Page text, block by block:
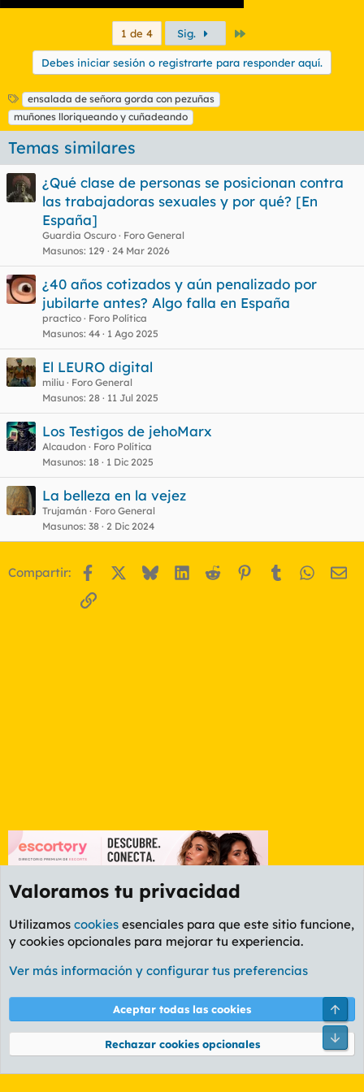
no al contrario.
Y lo que es más importante: La casa de Ortega Smith huele a
alcanfor y meaos, al dostor le quedan dos telediarios para
seguir haciendo las recetas en gallego y el profesor norteño es
1 de 4 Sig.
Debes iniciar sesión o registrarte para responder aquí.
E
t
i
q
u
e
t
a
ensalada de señora gorda con pezuñas
muñones lloriqueando y cuñadeando
Temas similares
¿Qué clase de personas se posicionan contra
las trabajadoras sexuales y por qué? [En
España]
Guardia Oscuro
Foro General
Masunos 129 24 Mar 2026
¿40 años cotizados y aún penalizado por
jubilarte antes? Algo falla en España
practico
Foro Política
Masunos 44 1 Ago 2025
El LEURO digital
miliu
Foro General
Masunos 28 11 Jul 2025
Los Testigos de jehoMarx
Alcaudon
Foro Política
Masunos 18 1 Dic 2025
La belleza en la vejez
Trujamán
Foro General
Masunos 38 2 Dic 2024
Compartir: Facebook BlueskyLinkedIn
Reddit Pinterest
Tumblr
Enlace
Foro General
Cookies
PL OLDSTYLE AMARILLO
Términos y reglas Política de privacidad Ayuda
Community platform by XenForo® © 2010-2026 XenForo Ltd.
Valoramos tu privacidad
Utilizamos cookies esenciales para que este sitio funcione,
y cookies opcionales para mejorar tu experiencia.
Ver más información y configurar tus preferencias
Aceptar todas las cookies
Rechazar cookies opcionales
Pie